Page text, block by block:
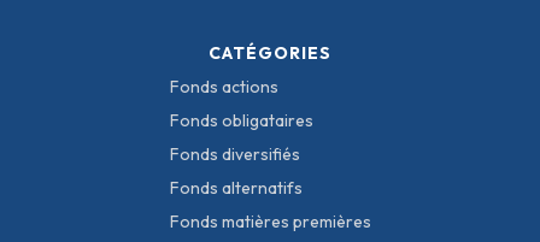
CATÉGORIES
Fonds actions
Fonds obligataires
Fonds diversifiés
Fonds alternatifs
Fonds matières premières